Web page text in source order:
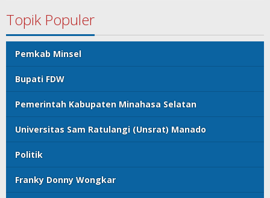
Topik Populer
Pemkab Minsel
Bupati FDW
Pemerintah Kabupaten Minahasa Selatan
Universitas Sam Ratulangi (Unsrat) Manado
Politik
Franky Donny Wongkar